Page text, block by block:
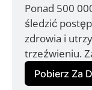
Ponad 500
śledzić
zdrowia i
trzeźwieniu.
Pobierz Za